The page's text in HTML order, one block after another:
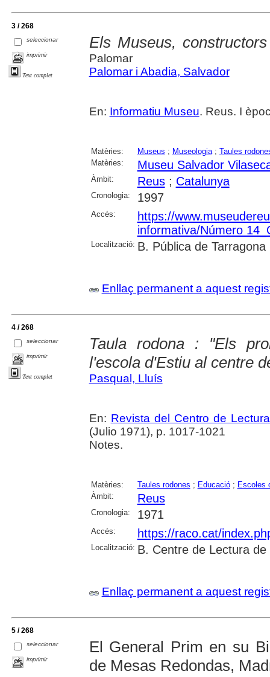
3 / 268
seleccionar
imprimir
Text complet
Els Museus,
Palomar
Palomar i Abadia, Salvador
En: Informatiu Museu. Reus. I
Matèries: Museus ; Museologia; Taules
Matèries:
Museu Salvador
Àmbit: Reus; Catalunya
Cronologia: 1997
Accés:
https://
informativa/Número
Localització: B. Pública de Tarragona
Enllaç permanent a aquest
4 / 268
seleccionar
imprimir
Text complet
Taula rodona : "Els
l'escola d'Estiu al centre
Pasqual, Lluís
En: Revista del Centro de
(Julio 1971), p. 1017-1021
Notes.
Matèries: Taules rodones ; Educació; Escoles
Àmbit:
Reus
Cronologia: 1971
Accés: https://raco.cat/
Localització: B. Centre de Lectura de
Enllaç permanent a aquest
5 / 268
seleccionar
imprimir
El General Prim en su
de Mesas Redondas,